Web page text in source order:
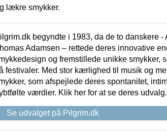
lækre smykker.
begyndte i 1983, da de to danskere -
Adamsen – rettede deres innovative
og fremstillede unikke smykker,
festivaler. Med stor kærlighed til musik og
som afspejlede deres spontanitet,
værdier. Klik her for at se deres udvalg.
Se udvalget på Pilgrim.dk